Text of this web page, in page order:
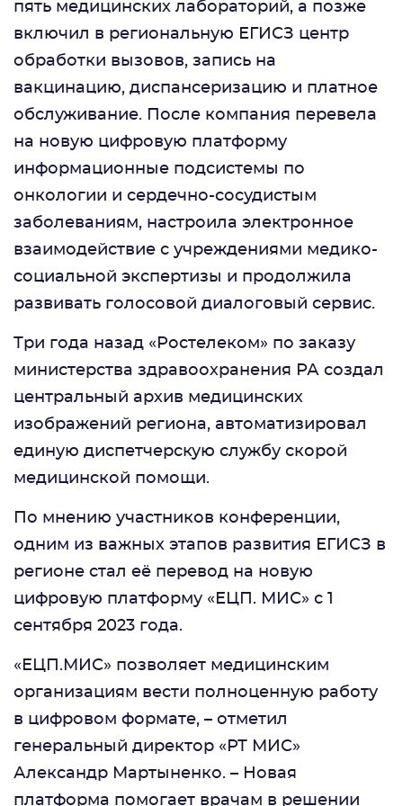
пять медицинских лабораторий, а позже
включил в региональную ЕГИСЗ центр
обработки вызовов, запись на
вакцинацию, диспансеризацию и платное
обслуживание. После компания перевела
на новую цифровую платформу
информационные подсистемы по
онкологии и сердечно-сосудистым
заболеваниям, настроила электронное
взаимодействие с учреждениями медико-
социальной экспертизы и продолжила
развивать голосовой диалоговый сервис.
Три года назад «Ростелеком» по заказу
министерства здравоохранения РА создал
центральный архив медицинских
изображений региона, автоматизировал
единую диспетчерскую службу скорой
медицинской помощи.
По мнению участников конференции,
одним из важных этапов развития ЕГИСЗ в
регионе стал её перевод на новую
цифровую платформу «ЕЦП. МИС» с 1
сентября 2023 года.
«ЕЦП.МИС» позволяет медицинским
организациям вести полноценную работу
в цифровом формате, – отметил
генеральный директор «РТ МИС»
Александр Мартыненко. – Новая
платформа помогает врачам в решении